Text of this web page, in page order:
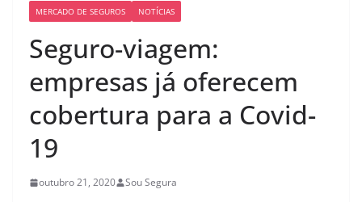
MERCADO DE SEGUROS NOTÍCIAS
Seguro-viagem:
empresas já oferecem
cobertura para a Covid-
19
outubro 21, 2020 Sou Segura